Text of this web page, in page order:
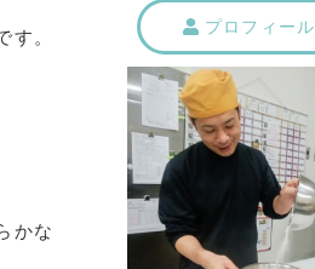
す。
かな
プロフィール